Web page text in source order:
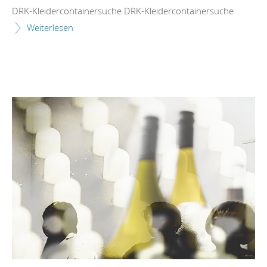
DRK-Kleidercontainersuche DRK-Kleidercontainersuche
Weiterlesen